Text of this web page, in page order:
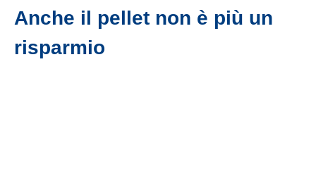
Anche il pellet non è più un
risparmio